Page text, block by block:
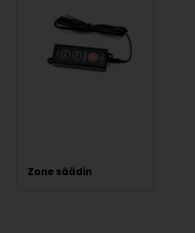
Zone säädin